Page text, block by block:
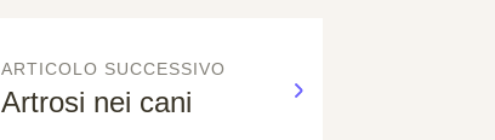
ARTICOLO SUCCESSIVO
Artrosi nei cani